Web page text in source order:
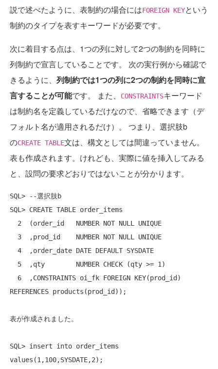
説で述べたように、表制約の場合にはFOREIGN KEYという
制約のタイプを表すキーワードが必要です。
次に着目する点は、1つの列に対して2つの制約を同時に
列制約で宣言していることです。 次の実行例から確認で
きるように、 列制約では1つの列に2つの制約を同時に宣
言することが可能です。 また、 CONSTRAINTSキーワード
は制約名を定義しているだけなので、省略できます（デ
フォルト名が適用されるだけ）。 つまり、選択肢b
のCREATE TABLE文は、構文としては間違っていません。
表も作成されます。けれども、実際に値を挿入してみる
と、設問の要求どおりではないことが分かります。
SQL> --選択肢b
SQL> CREATE TABLE order_items
REFERENCES products(prod_id));
表が作成されました。
SQL> insert into order_items
values(1,100,SYSDATE,2);